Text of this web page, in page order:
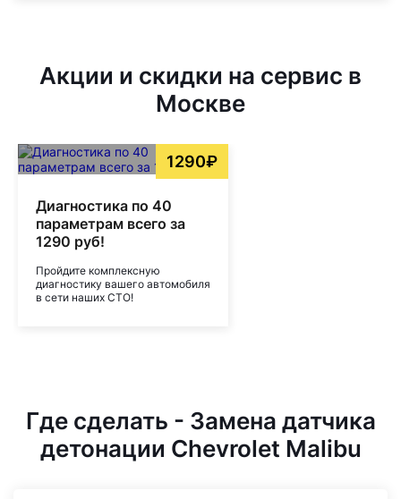
Акции и скидки на сервис в
Москве
1290₽
Диагностика по 40
параметрам всего за
1290 руб!
Пройдите комплексную
диагностику вашего автомобиля
в сети наших СТО!
Где сделать - Замена датчика
детонации Chevrolet Malibu